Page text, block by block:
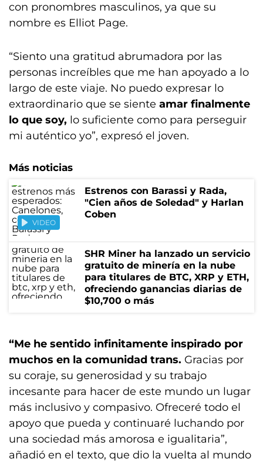
con pronombres masculinos, ya que su
nombre es Elliot Page.
“Siento una gratitud abrumadora por las
personas increíbles que me han apoyado a lo
largo de este viaje. No puedo expresar lo
extraordinario que se siente amar finalmente
lo que soy, lo suficiente como para perseguir
mi auténtico yo”, expresó el joven.
Más noticias
VIDEO
Estrenos con Barassi y Rada,
"Cien años de Soledad" y Harlan
Coben
SHR Miner ha lanzado un servicio
gratuito de minería en la nube
para titulares de BTC, XRP y ETH,
ofreciendo ganancias diarias de
$10,700 o más
“Me he sentido infinitamente inspirado por
muchos en la comunidad trans. Gracias por
su coraje, su generosidad y su trabajo
incesante para hacer de este mundo un lugar
más inclusivo y compasivo. Ofreceré todo el
apoyo que pueda y continuaré luchando por
una sociedad más amorosa e igualitaria”,
añadió en el texto, que dio la vuelta al mundo